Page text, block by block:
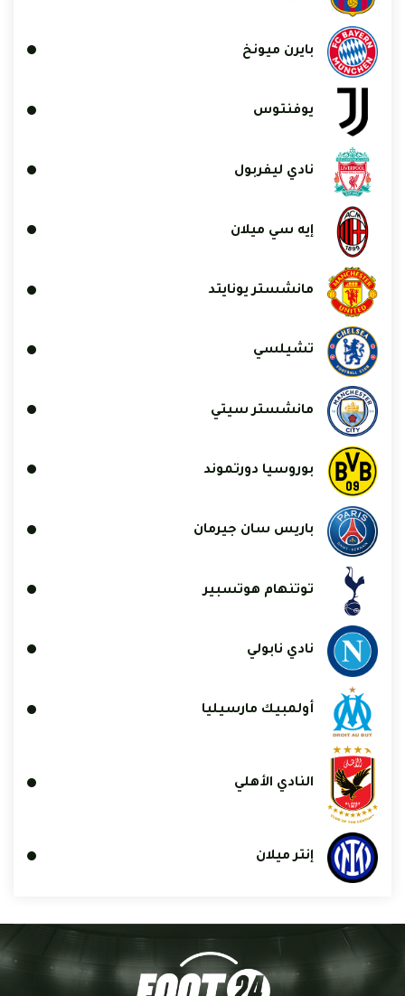
بايرن ميونخ
يوفنتوس
نادي ليفربول
إيه سي ميلان
مانشستر يونايتد
تشيلسي
مانشستر سيتي
بوروسيا دورتموند
باريس سان جيرمان
توتنهام هوتسبير
نادي نابولي
أولمبيك مارسيليا
النادي الأهلي
إنتر ميلان